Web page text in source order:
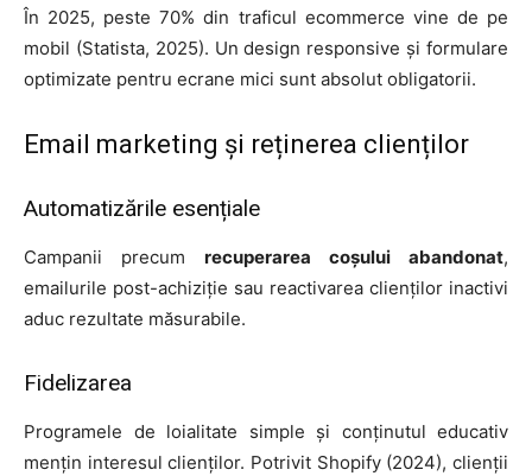
În 2025, peste 70% din traficul ecommerce vine de pe
mobil (Statista, 2025). Un design responsive și formulare
optimizate pentru ecrane mici sunt absolut obligatorii.
Email marketing și reținerea clienților
Automatizările esențiale
Campanii precum recuperarea coșului abandonat,
emailurile post-achiziție sau reactivarea clienților inactivi
aduc rezultate măsurabile.
Fidelizarea
Programele de loialitate simple și conținutul educativ
mențin interesul clienților. Potrivit Shopify (2024), clienții